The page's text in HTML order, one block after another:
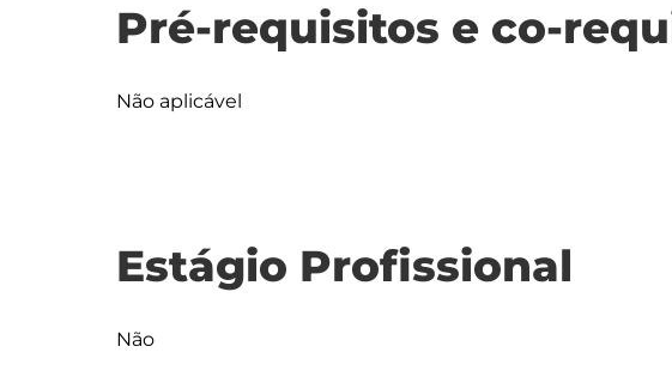
Pré-requisitos e co-
Não aplicável
Estágio Profissional
Não